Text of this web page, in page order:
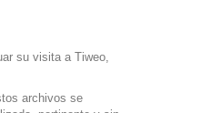
su visita a Tiweo,
archivos se